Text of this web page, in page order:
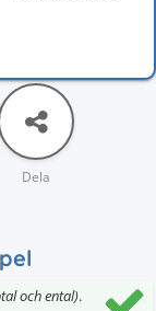
Dela
och ental).